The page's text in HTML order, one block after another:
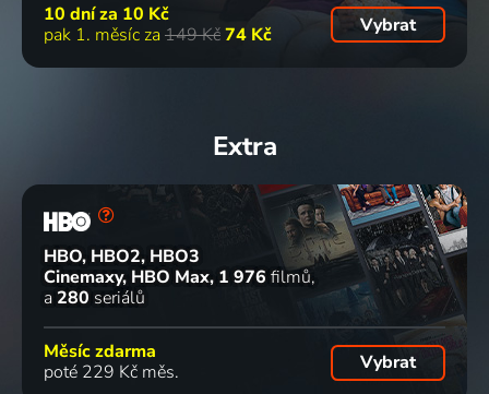
10 dní za 10 Kč
pak 1. měsíc za 149 Kč74 Kč Vybrat
Extra
HBO, HBO2, HBO3
Cinemaxy, HBO Max 1 976 filmů
a 280 seriálů
Měsíc zdarma
poté 229 Kč měs.
Vybrat